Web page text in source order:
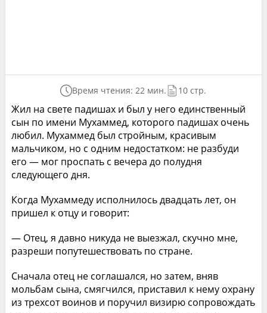
Время чтения: 22 мин. 10 стр.
Жил на свете падишах и был у него единственный
сын по имени Мухаммед, которого падишах очень
любил. Мухаммед был стройным, красивым
мальчиком, но с одним недостатком: не разбуди
его — мог проспать с вечера до полудня
следующего дня.
Когда Мухаммеду исполнилось двадцать лет, он
пришел к отцу и говорит:
— Отец, я давно никуда не выезжал, скучно мне,
разреши попутешествовать по стране.
Сначала отец не соглашался, но затем, вняв
мольбам сына, смягчился, приставил к нему охрану
из трехсот воинов и поручил визирю сопровождать